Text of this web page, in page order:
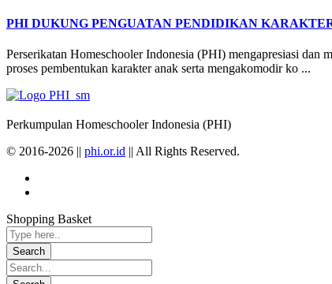
PHI DUKUNG PENGUATAN PENDIDIKAN
Perserikatan Homeschooler Indonesia (PHI) mengapresiasi dan
proses pembentukan karakter anak serta mengakomodir ko ...
Perkumpulan Homeschooler Indonesia (PHI)
© 2016-2026 || phi.or.id || All Rights Reserved.
Shopping Basket